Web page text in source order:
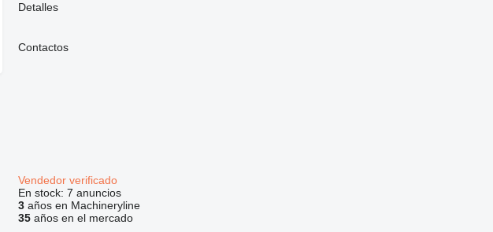
Detalles
Contactos
Vendedor verificado
En stock: 7 anuncios
3años en Machineryline
35años en el mercado